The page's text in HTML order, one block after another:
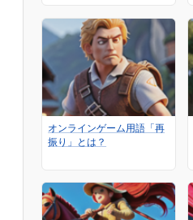
オンラインゲーム用語「再
振り」とは？